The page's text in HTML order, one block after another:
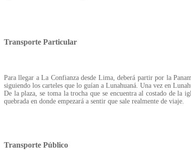
Transporte Particular
Para llegar a La Confianza desde Lima, deberá partir por la
siguiendo los carteles que lo guían a Lunahuaná. Una vez en
De la plaza, se toma la trocha que se encuentra al costado de la
quebrada en donde empezará a sentir que sale realmente de viaje.
Transporte Público